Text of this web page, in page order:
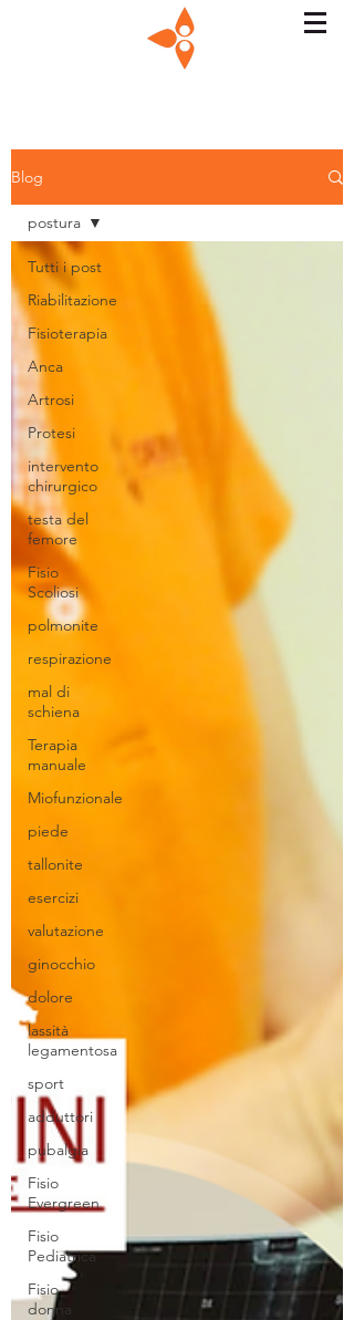
Blog
Tutti i post
Riabilitazione
Fisioterapia
Anca
Artrosi
Protesi
intervento
chirurgico
testa del
femore
Fisio
Scoliosi
polmonite
respirazione
mal di
schiena
Terapia
manuale
Miofunzionale
piede
tallonite
esercizi
valutazione
ginocchio
dolore
lassità
legamentosa
sport
adduttori
pubalgia
Fisio
Evergreen
Fisio
Pediatrica
Fisio
donna
postura